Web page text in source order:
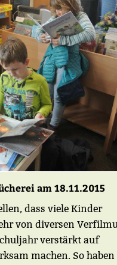
am 18.11.2015
dass viele Kinder
von diversen
verstärkt auf
machen. So